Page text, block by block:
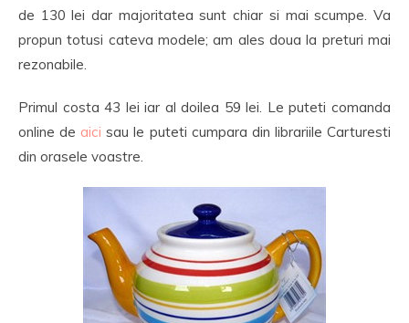
de 130 lei dar majoritatea sunt chiar si mai scumpe. Va
propun totusi cateva modele; am ales doua la preturi mai
rezonabile.
Primul costa 43 lei iar al doilea 59 lei. Le puteti comanda
online de aici sau le puteti cumpara din librariile Carturesti
din orasele voastre.